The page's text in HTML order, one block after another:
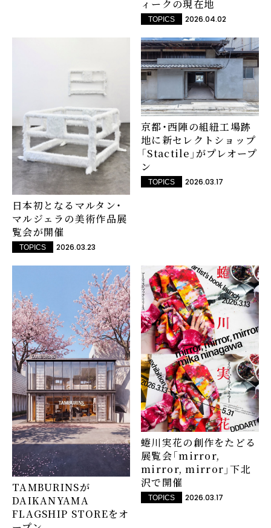
ィークの現在地
TOPICS 2026.04.02
日本初となるマルタン・
マルジェラの美術作品展
覧会が開催
TOPICS 2026.03.23
京都・西陣の組紐工場跡
地に新セレクトショップ
「Stactile」がプレオープ
ン
TOPICS 2026.03.17
TAMBURINSが
DAIKANYAMA
FLAGSHIP STOREをオ
蜷川実花の創作をたどる
展覧会「mirror,
mirror, mirror」下北
沢で開催
TOPICS 2026.03.17